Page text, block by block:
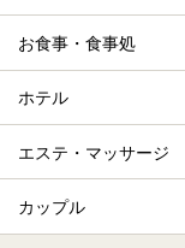
お食事・食事処
ホテル
エステ・マッサージ
カップル